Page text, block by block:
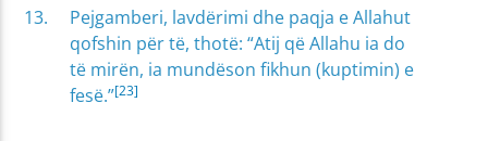
Pejgamberi, lavdërimi dhe paqja e Allahut
qofshin për të, thotë: “Atij që Allahu ia do
të mirën, ia mundëson fikhun (kuptimin) e
fesë.”[23]